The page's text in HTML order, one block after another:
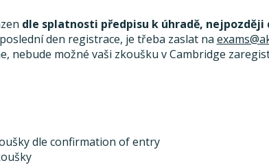
dle splatnosti předpisu k úhradě,
den registrace, je třeba zaslat na
nebude možné vaši zkoušku v Cambridge
dle confirmation of entry